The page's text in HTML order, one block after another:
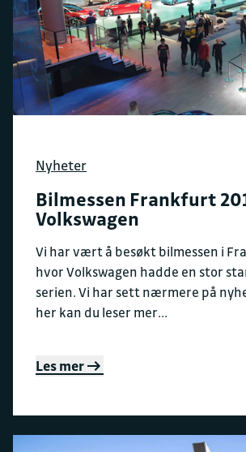
Nyheter
Bilmessen Frankfurt
Volkswagen
Vi har vært å besøkt bilmessen i
hvor Volkswagen hadde en stor
serien. Vi har sett nærmere på
her kan du leser mer...
Les mer